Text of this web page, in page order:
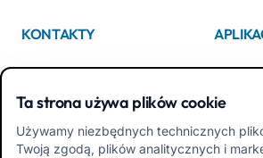
KONTAKTY
Kim jesteśmy
Contattaci
Tel +39 02 84152514
App
Google
Pobierz
Ta strona używa plików cookie
Używamy niezbędnych technicznych
Twoją zgodą, plików analitycznych i